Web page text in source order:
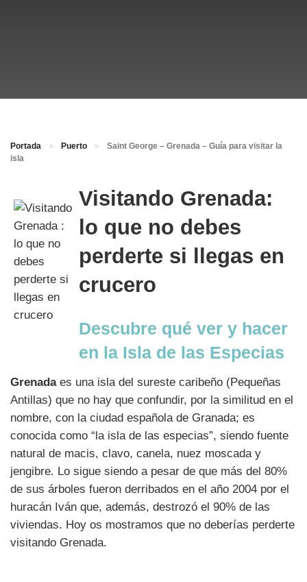
Portada » Puerto »
Saint George – Grenada – Guía para visitar la
isla
Visitando Grenada:
lo que no debes
perderte si llegas en
crucero
Descubre qué ver y hacer
en la Isla de las Especias
Grenadaes una isla del sureste caribeño (Pequeñas
Antillas) que no hay que confundir, por la similitud en el
nombre, con la ciudad española de Granada; es
conocida como “la isla de las especias”, siendo fuente
natural de macis, clavo, canela, nuez moscada y
jengibre. Lo sigue siendo a pesar de que más del 80%
de sus árboles fueron derribados en el año 2004 por el
huracán Iván que, además, destrozó el 90% de las
viviendas. Hoy os mostramos que no deberías perderte
visitando Grenada.